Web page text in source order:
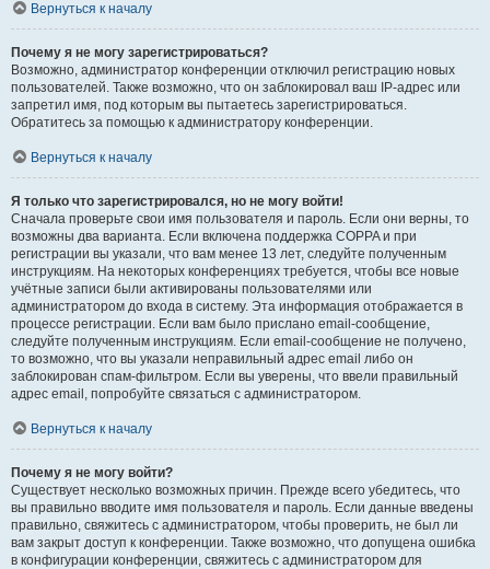
Вернуться к началу
Почему я не могу зарегистрироваться?
Возможно, администратор конференции отключил регистрацию новых
пользователей. Также возможно, что он заблокировал ваш IP-адрес или
запретил имя, под которым вы пытаетесь зарегистрироваться.
Обратитесь за помощью к администратору конференции.
Вернуться к началу
Я только что зарегистрировался, но не могу войти!
Сначала проверьте свои имя пользователя и пароль. Если они верны, то
возможны два варианта. Если включена поддержка COPPA и при
регистрации вы указали, что вам менее 13 лет, следуйте полученным
инструкциям. На некоторых конференциях требуется, чтобы все новые
учётные записи были активированы пользователями или
администратором до входа в систему. Эта информация отображается в
процессе регистрации. Если вам было прислано email-сообщение,
следуйте полученным инструкциям. Если email-сообщение не получено,
то возможно, что вы указали неправильный адрес email либо он
заблокирован спам-фильтром. Если вы уверены, что ввели правильный
адрес email, попробуйте связаться с администратором.
Вернуться к началу
Почему я не могу войти?
Существует несколько возможных причин. Прежде всего убедитесь, что
вы правильно вводите имя пользователя и пароль. Если данные введены
правильно, свяжитесь с администратором, чтобы проверить, не был ли
вам закрыт доступ к конференции. Также возможно, что допущена ошибка
в конфигурации конференции, свяжитесь с администратором для